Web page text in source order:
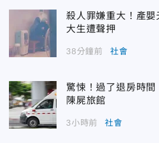
殺人罪嫌重大！產
大生遭聲押
38分鐘前 社會
驚悚！過了退房時
陳屍旅館
3小時前 社會